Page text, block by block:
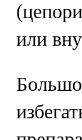
или